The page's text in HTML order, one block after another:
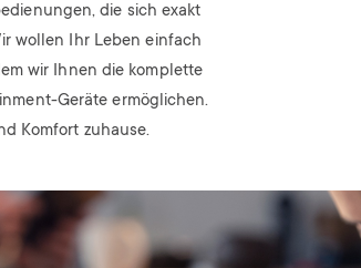
die sich exakt
wollen Ihr Leben einfach
wir Ihnen die komplette
Geräte ermöglichen.
Komfort zuhause.